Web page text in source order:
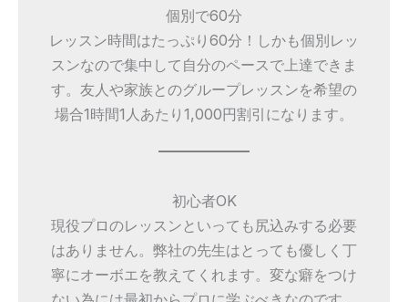
個別で60分
レッスン時間はたっぷり60分！しかも個別レッ
スンなので集中して自分のペースで上達できま
す。友人や家族とのグループレッスンを希望の
場合1時間1人あたり1,000円割引になります。
初心者OK
現役プロのレッスンといっても尻込みする必要
はありません。弊社の先生はとっても優しく丁
寧にオーボエを教えてくれます。変な癖をつけ